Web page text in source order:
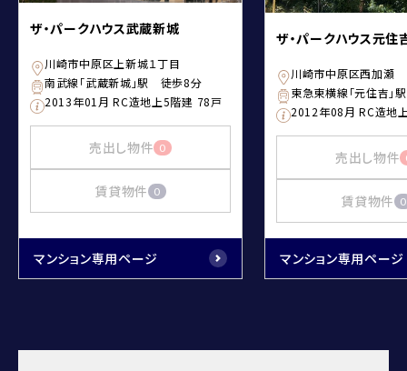
ザ・パークハウス武蔵新城
川崎市中原区上新城１丁目
南武線「武蔵新城」駅 徒歩8分
2013年01月 RC造地上5階建 78戸
売出し物件 0
賃貸物件 0
マンション専用ページ
ザ・パークハウス元住
川崎市中原区西加瀬
東急東横線「元住吉
2012年08月 RC造地
売出し物件
賃貸物件 0
マンション専用ページ